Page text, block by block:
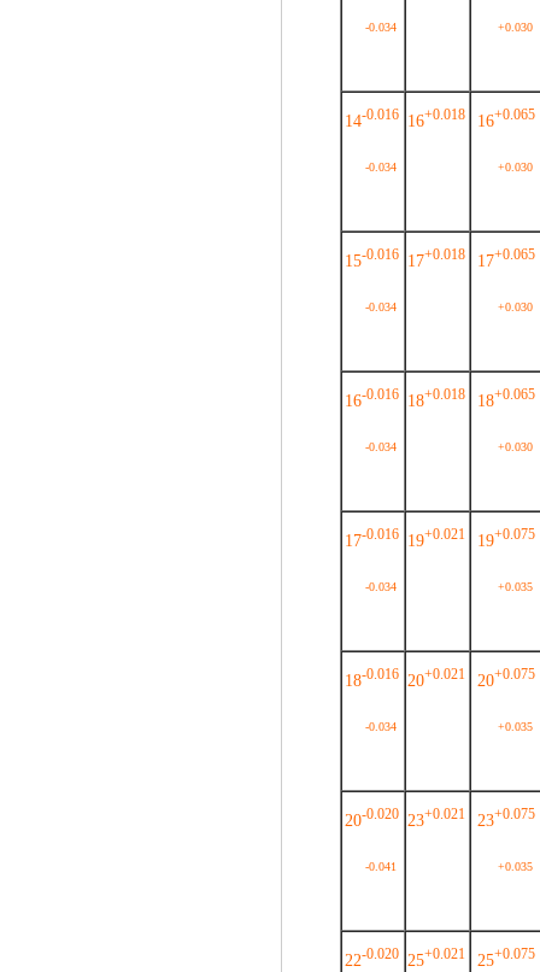
-0.034 +0.030
14-0.016
-0.034
16+0.018 16+0.065
+0.030
15-0.016
-0.034
17+0.018 17+0.065
+0.030
16-0.016
-0.034
18+0.018 18+0.065
+0.030
17-0.016
-0.034
19+0.021 19+0.075
+0.035
18-0.016
-0.034
20+0.021 20+0.075
+0.035
20-0.020
-0.041
23+0.021 23+0.075
+0.035
22-0.020 25+0.021 25+0.075